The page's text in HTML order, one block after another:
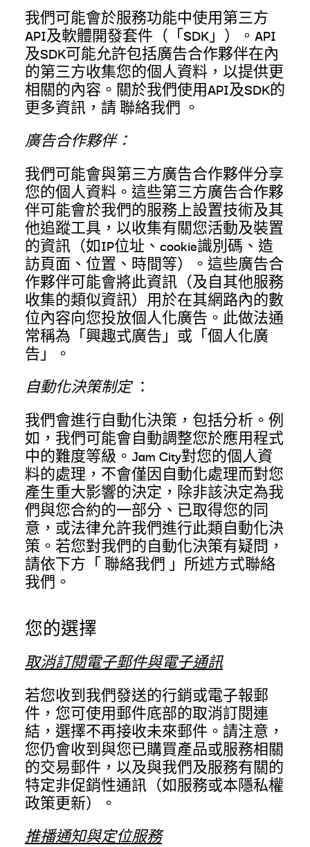
我們可能會於服務功能中使用第三方
API及軟體開發套件（「SDK」）。API
及SDK可能允許包括廣告合作夥伴在內
的第三方收集您的個人資料，以提供更
相關的內容。關於我們使用API及SDK的
更多資訊，請 聯絡我們 。
廣告合作夥伴：
我們可能會與第三方廣告合作夥伴分享
您的個人資料。這些第三方廣告合作夥
伴可能會於我們的服務上設置技術及其
他追蹤工具，以收集有關您活動及裝置
的資訊（如IP位址、cookie識別碼、造
訪頁面、位置、時間等）。這些廣告合
作夥伴可能會將此資訊（及自其他服務
收集的類似資訊）用於在其網路內的數
位內容向您投放個人化廣告。此做法通
常稱為「興趣式廣告」或「個人化廣
告」。
自動化決策制定 ：
我們會進行自動化決策，包括分析。例
如，我們可能會自動調整您於應用程式
中的難度等級。Jam City對您的個人資
料的處理，不會僅因自動化處理而對您
產生重大影響的決定，除非該決定為我
們與您合約的一部分、已取得您的同
意，或法律允許我們進行此類自動化決
策。若您對我們的自動化決策有疑問，
請依下方「 聯絡我們 」所述方式聯絡
我們。
您的選擇
取消訂閱電子郵件與電子通訊
若您收到我們發送的行銷或電子報郵
件，您可使用郵件底部的取消訂閱連
結，選擇不再接收未來郵件。請注意，
您仍會收到與您已購買產品或服務相關
的交易郵件，以及與我們及服務有關的
特定非促銷性通訊（如服務或本隱私權
政策更新）。
推播通知與定位服務